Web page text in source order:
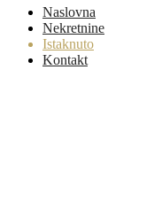
Naslovna
Nekretnine
Istaknuto
Kontakt